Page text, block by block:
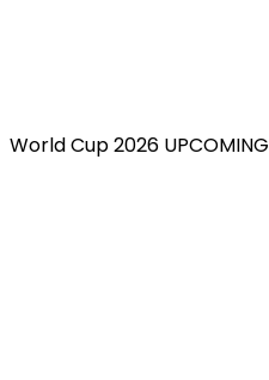
World Cup 2026 UPCOMING